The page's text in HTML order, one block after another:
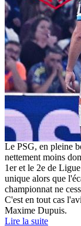
Le PSG, en pleine
nettement moins
1er et le 2e de
unique alors que
championnat ne
C'est en tout cas
Maxime Dupuis.
Lire la suite